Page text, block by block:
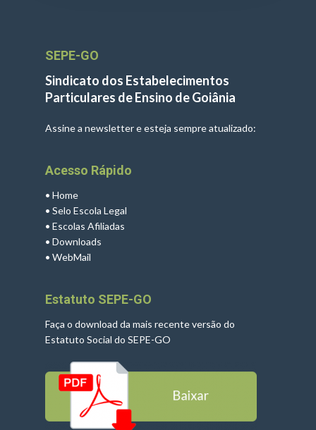
SEPE-GO
Sindicato dos Estabelecimentos
Particulares de Ensino de Goiânia
Assine a newsletter e esteja sempre atualizado:
Acesso Rápido
• Home
• Selo Escola Legal
• Escolas Afiliadas
• Downloads
• WebMail
Estatuto SEPE-GO
Faça o download da mais recente versão do
Estatuto Social do SEPE-GO